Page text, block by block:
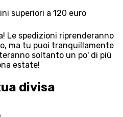
superiori a 120 euro
Le spedizioni riprenderanno
ma tu puoi tranquillamente
soltanto un po' di più
estate!
divisa